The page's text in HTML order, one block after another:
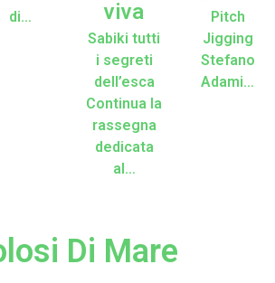
di…
viva
Sabiki tutti
i segreti
dell’esca
Continua la
rassegna
dedicata
al…
Pitch
Jigging
Stefano
Adami…
Di Mare